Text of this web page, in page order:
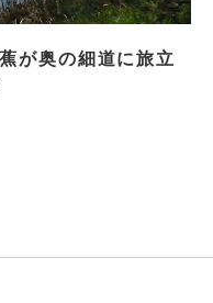
が奥の細道に旅立